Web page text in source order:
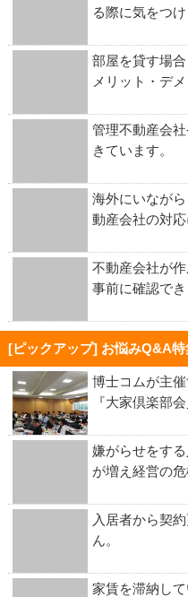
る際に気をつ
部屋を貸す場
メリット・デ
管理不動産会
きています。
海外にいなが
動産会社の対
不動産会社が
事前に確認で
[ピックアップ] お悩みQ&A特
博士コムが主
『大家倶楽部
嫌がらせをす
が増え経営の
入居者から契
ん。
家賃を滞納し